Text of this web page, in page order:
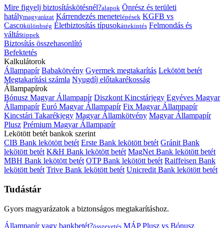
Mire figyelj biztosításkötésnél?alapok Önrész és területi
hatálymagyarázat Kárrendezés menetelépések KGFB vs
Cascokülönbség Életbiztosítás típusokáttekintés Felmondás és
váltástippek
Biztosítás összehasonlító
Befektetés
Kalkulátorok
Állampapír Babakötvény Gyermek megtakarítás Lekötött betét
Megtakarítási számla Nyugdíj előtakarékosság
Állampapírok
Bónusz Magyar Állampapír Diszkont Kincstárjegy Egyéves Magyar
Állampapír Euró Magyar Állampapír Fix Magyar Állampapír
Kincstári Takarékjegy Magyar Államkötvény Magyar Állampapír
Plusz Prémium Magyar Állampapír
Lekötött betét bankok szerint
CIB Bank lekötött betét Erste Bank lekötött betét Gránit Bank
lekötött betét K&H Bank lekötött betét MagNet Bank lekötött betét
MBH Bank lekötött betét OTP Bank lekötött betét Raiffeisen Bank
lekötött betét Trive Bank lekötött betét Unicredit Bank lekötött betét
Tudástár
Gyors magyarázatok a biztonságos megtakarításhoz.
Állampapír vagy bankbetét?összevetés MÁP Plusz vs Bónusz